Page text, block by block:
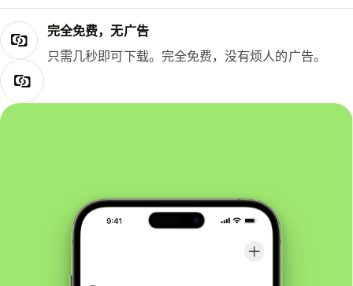
完全免费，无广告
只需几秒即可下载。完全免费，没有烦人的广告。